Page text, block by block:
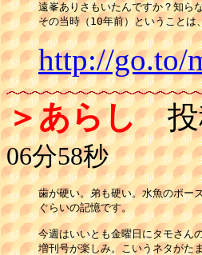
遠峯ありさもいたんですか？知ら
その当時（10年前）ということは
http://go.to/
＞あらし投
06分58秒
歯が硬い。弟も硬い。水魚のポー
ぐらいの記憶です。
今週はいいとも金曜日にタモさん
増刊号が楽しみ。こいうネタがた